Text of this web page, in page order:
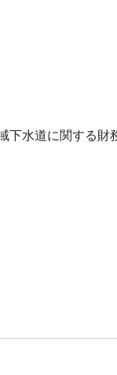
下水道に関する財